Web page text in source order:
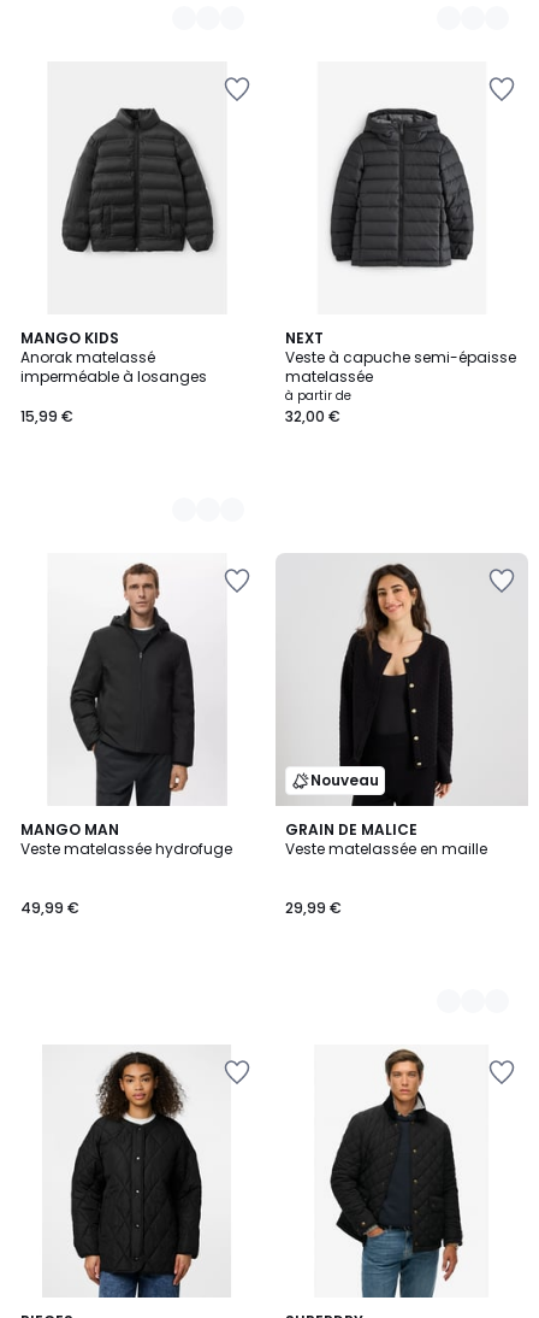
MANGO KIDS
Anorak matelassé
imperméable à losanges
15,99 €
2
Couleurs
NEXT
Veste à capuche semi-épaisse
matelassée
à partir de
32,00 €
MANGO MAN
Veste matelassée hydrofuge
49,99 €
Nouveau
GRAIN DE MALICE
Veste matelassée en maille
29,99 €
3
Couleurs